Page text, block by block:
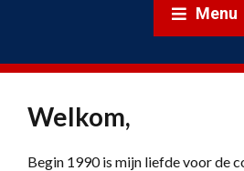
Menu
Welkom,
Begin 1990 is mijn liefde voor de